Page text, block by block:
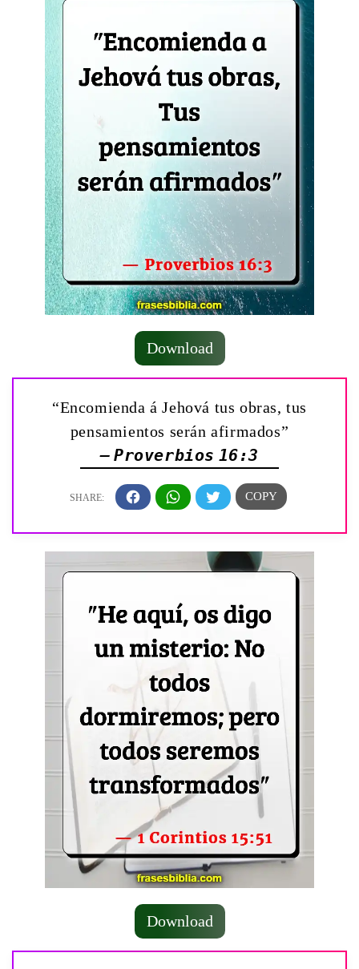
Download
“Encomienda á Jehová tus obras, tus
pensamientos serán afirmados”
— Proverbios 16:3
Download